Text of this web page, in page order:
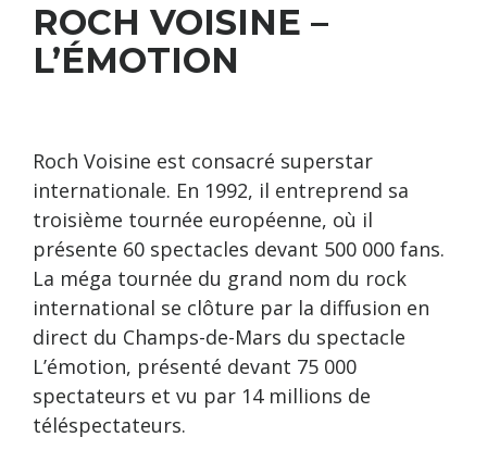
ROCH VOISINE –
L’ÉMOTION
Roch Voisine est consacré superstar
internationale. En 1992, il entreprend sa
troisième tournée européenne, où il
présente 60 spectacles devant 500 000 fans.
La méga tournée du grand nom du rock
international se clôture par la diffusion en
direct du Champs-de-Mars du spectacle
L’émotion, présenté devant 75 000
spectateurs et vu par 14 millions de
téléspectateurs.